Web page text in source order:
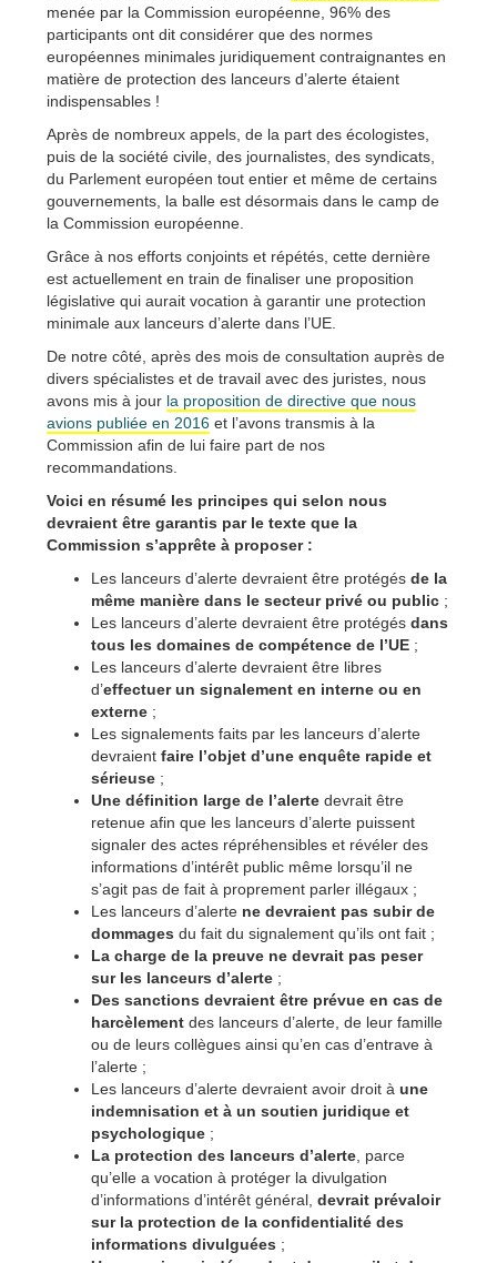
menée par la Commission européenne, 96% des
participants ont dit considérer que des normes
européennes minimales juridiquement contraignantes en
matière de protection des lanceurs d’alerte étaient
indispensables !
Après de nombreux appels, de la part des écologistes,
puis de la société civile, des journalistes, des syndicats,
du Parlement européen tout entier et même de certains
gouvernements, la balle est désormais dans le camp de
la Commission européenne.
Grâce à nos efforts conjoints et répétés, cette dernière
est actuellement en train de finaliser une proposition
législative qui aurait vocation à garantir une protection
minimale aux lanceurs d’alerte dans l’UE.
De notre côté, après des mois de consultation auprès de
divers spécialistes et de travail avec des juristes, nous
avons mis à jour la proposition de directive que nous
avions publiée en 2016 et l’avons transmis à la
Commission afin de lui faire part de nos
recommandations.
Voici en résumé les principes qui selon nous
devraient être garantis par le texte que la
Commission s’apprête à proposer :
Les lanceurs d’alerte devraient être protégés de la
même manière dans le secteur privé ou public ;
Les lanceurs d’alerte devraient être protégés dans
tous les domaines de compétence de l’UE ;
Les lanceurs d’alerte devraient être libres
d’effectuer un signalement en interne ou en
externe ;
Les signalements faits par les lanceurs d’alerte
devraient faire l’objet d’une enquête rapide et
sérieuse ;
Une définition large de l’alerte devrait être
retenue afin que les lanceurs d’alerte puissent
signaler des actes répréhensibles et révéler des
informations d’intérêt public même lorsqu’il ne
s’agit pas de fait à proprement parler illégaux ;
Les lanceurs d’alerte ne devraient pas subir de
dommages du fait du signalement qu’ils ont fait ;
La charge de la preuve ne devrait pas peser
sur les lanceurs d’alerte ;
Des sanctions devraient être prévue en cas de
harcèlement des lanceurs d’alerte, de leur famille
ou de leurs collègues ainsi qu’en cas d’entrave à
l’alerte ;
Les lanceurs d’alerte devraient avoir droit à une
indemnisation et à un soutien juridique et
psychologique ;
La protection des lanceurs d’alerte , parce
qu’elle a vocation à protéger la divulgation
d’informations d’intérêt général, devrait prévaloir
sur la protection de la confidentialité des
informations divulguées ;